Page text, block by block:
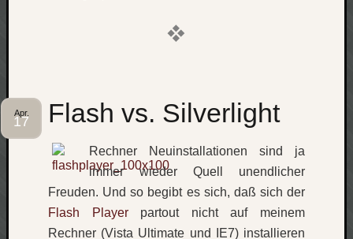
Flash vs. Silverlight
Apr.
17
Rechner Neuinstallationen sind ja
immer wieder Quell unendlicher
Freuden. Und so begibt es sich, daß sich der
Flash Playerpartout nicht auf meinem
Rechner (Vista Ultimate und IE7) installieren